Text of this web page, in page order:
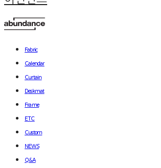
Fabric
Calendar
Curtain
Deskmat
Frame
ETC
Custom
NEWS
Q&A